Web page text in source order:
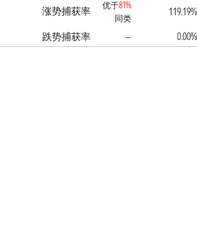
涨势捕获率 优于81%
同类
119.19%
跌势捕获率
— 0.00%